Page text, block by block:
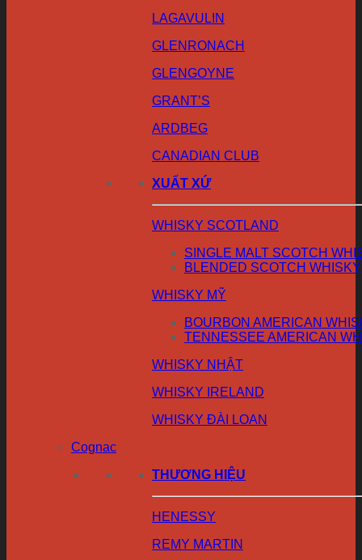
LAGAVULIN
GLENRONACH
GLENGOYNE
GRANT’S
ARDBEG
CANADIAN CLUB
XUẤT XỨ
WHISKY SCOTLAND
SINGLE MALT SCOTCH
BLENDED SCOTCH WHISKY
WHISKY MỸ
BOURBON AMERICAN
TENNESSEE AMERICAN
WHISKY NHẬT
WHISKY IRELAND
WHISKY ĐÀI LOAN
Cognac
THƯƠNG HIỆU
HENESSY
REMY MARTIN